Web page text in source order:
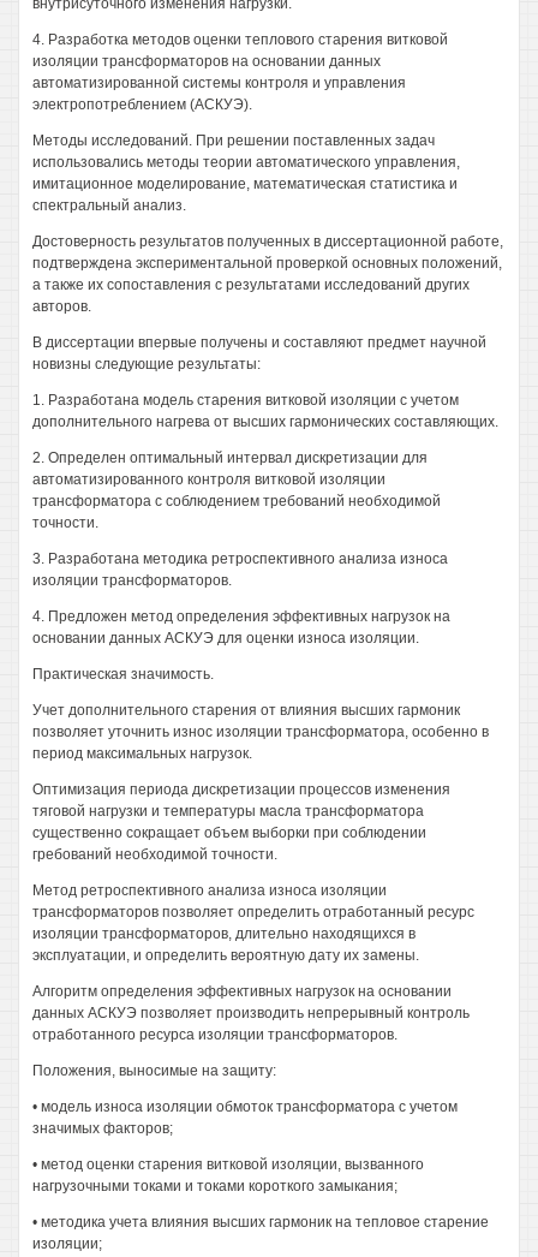
внутрисуточного изменения нагрузки.
4. Разработка методов оценки теплового старения витковой
изоляции трансформаторов на основании данных
автоматизированной системы контроля и управления
электропотреблением (АСКУЭ).
Методы исследований. При решении поставленных задач
использовались методы теории автоматического управления,
имитационное моделирование, математическая статистика и
спектральный анализ.
Достоверность результатов полученных в диссертационной работе,
подтверждена экспериментальной проверкой основных положений,
а также их сопоставления с результатами исследований других
авторов.
В диссертации впервые получены и составляют предмет научной
новизны следующие результаты:
1. Разработана модель старения витковой изоляции с учетом
дополнительного нагрева от высших гармонических составляющих.
2. Определен оптимальный интервал дискретизации для
автоматизированного контроля витковой изоляции
трансформатора с соблюдением требований необходимой
точности.
3. Разработана методика ретроспективного анализа износа
изоляции трансформаторов.
4. Предложен метод определения эффективных нагрузок на
основании данных АСКУЭ для оценки износа изоляции.
Практическая значимость.
Учет дополнительного старения от влияния высших гармоник
позволяет уточнить износ изоляции трансформатора, особенно в
период максимальных нагрузок.
Оптимизация периода дискретизации процессов изменения
тяговой нагрузки и температуры масла трансформатора
существенно сокращает объем выборки при соблюдении
гребований необходимой точности.
Метод ретроспективного анализа износа изоляции
трансформаторов позволяет определить отработанный ресурс
изоляции трансформаторов, длительно находящихся в
эксплуатации, и определить вероятную дату их замены.
Алгоритм определения эффективных нагрузок на основании
данных АСКУЭ позволяет производить непрерывный контроль
отработанного ресурса изоляции трансформаторов.
Положения, выносимые на защиту:
• модель износа изоляции обмоток трансформатора с учетом
значимых факторов;
• метод оценки старения витковой изоляции, вызванного
нагрузочными токами и токами короткого замыкания;
• методика учета влияния высших гармоник на тепловое старение
изоляции;